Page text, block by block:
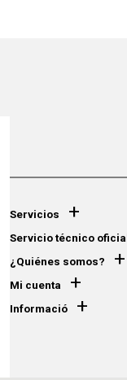
Servicios +
Servicio técnico
¿Quiénes somos? +
Mi cuenta +
Informació +